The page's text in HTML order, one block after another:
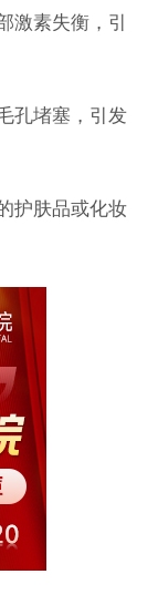
素失衡，引
孔堵塞，引发
护肤品或化妆